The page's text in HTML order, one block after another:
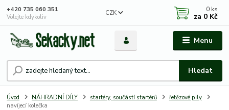
Menu
CZK
Hledat
+420 735 060 351
Volejte kdykoliv
0 ks
za 0 Kč
Úvod NÁHRADNÍ DÍLY startéry, součástí startérů
řetězové pily
navíjecí kolečka